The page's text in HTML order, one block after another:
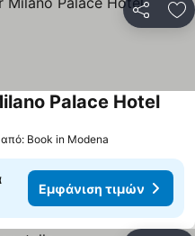
Palace Hotel
Book in Modena
Εμφάνιση τιμών